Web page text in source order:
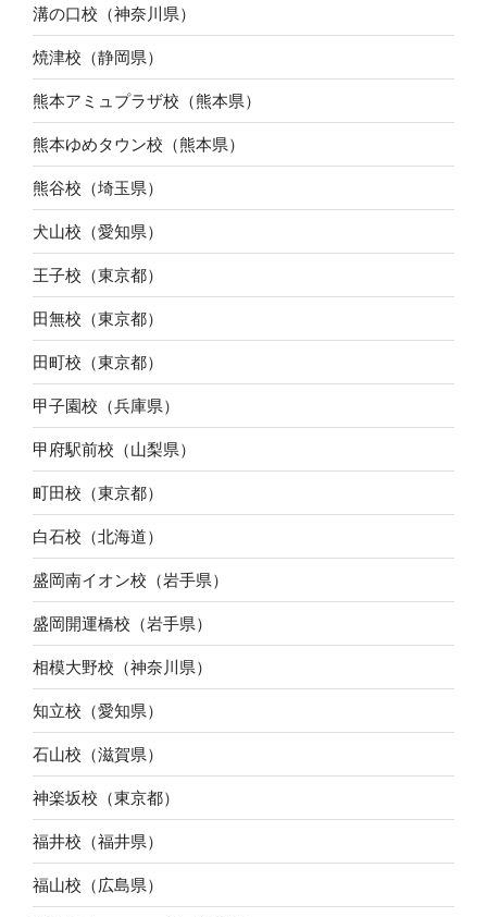
溝の口校（神奈川県）
焼津校（静岡県）
熊本アミュプラザ校（熊本県）
熊本ゆめタウン校（熊本県）
熊谷校（埼玉県）
犬山校（愛知県）
王子校（東京都）
田無校（東京都）
田町校（東京都）
甲子園校（兵庫県）
甲府駅前校（山梨県）
町田校（東京都）
白石校（北海道）
盛岡南イオン校（岩手県）
盛岡開運橋校（岩手県）
相模大野校（神奈川県）
知立校（愛知県）
石山校（滋賀県）
神楽坂校（東京都）
福井校（福井県）
福山校（広島県）